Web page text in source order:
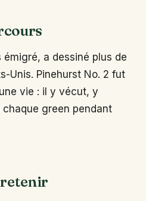
émigré, a dessiné plus de
Unis. Pinehurst No. 2 fut
vie : il y vécut, y
green pendant
retenir